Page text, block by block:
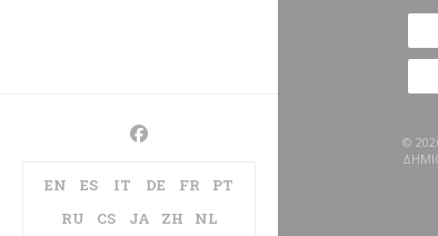
Facebook ((ανοίγει σε νέο
EN ES IT DE FR
PT
RU
CS JA ZH NL
©